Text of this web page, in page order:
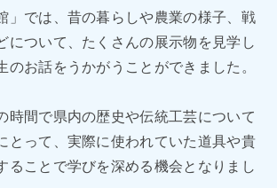
」では、昔の暮らしや農業の様子、戦
について、たくさんの展示物を見学し
のお話をうかがうことができました。
時間で県内の歴史や伝統工芸について
とって、実際に使われていた道具や貴
ることで学びを深める機会となりまし